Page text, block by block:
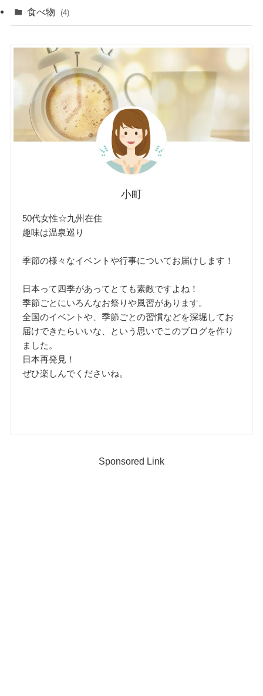
食べ物 (4)
小町
50代女性☆九州在住
趣味は温泉巡り
季節の様々なイベントや行事についてお届けします！
日本って四季があってとても素敵ですよね！
季節ごとにいろんなお祭りや風習があります。
全国のイベントや、季節ごとの習慣などを深堀してお
届けできたらいいな、という思いでこのブログを作り
ました。
日本再発見！
ぜひ楽しんでくださいね。
Sponsored Link